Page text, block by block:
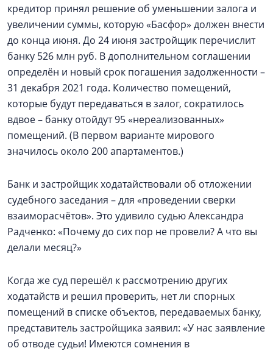
кредитор принял решение об уменьшении залога и
увеличении суммы, которую «Басфор» должен внести
до конца июня. До 24 июня застройщик перечислит
банку 526 млн руб. В дополнительном соглашении
определён и новый срок погашения задолженности –
31 декабря 2021 года. Количество помещений,
которые будут передаваться в залог, сократилось
вдвое – банку отойдут 95 «нереализованных»
помещений. (В первом варианте мирового
значилось около 200 апартаментов.)
Банк и застройщик ходатайствовали об отложении
судебного заседания – для «проведении сверки
взаиморасчётов». Это удивило судью Александра
Радченко: «Почему до сих пор не провели? А что вы
делали месяц?»
Когда же суд перешёл к рассмотрению других
ходатайств и решил проверить, нет ли спорных
помещений в списке объектов, передаваемых банку,
представитель застройщика заявил: «У нас заявление
об отводе судьи! Имеются сомнения в